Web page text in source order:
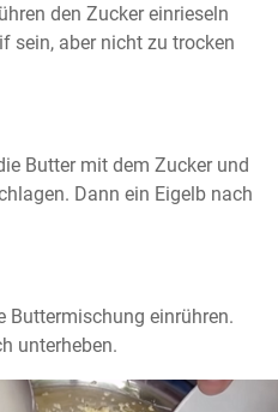
den Zucker einrieseln
sein, aber nicht zu trocken
Butter mit dem Zucker und
Dann ein Eigelb nach
Buttermischung einrühren.
unterheben.